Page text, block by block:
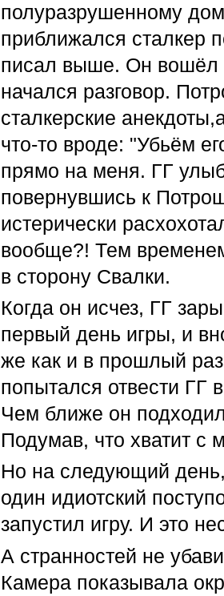
полуразрушенному
приближался сталкер
писал выше. Он вошёл
начался разговор.
сталкерские
что-то вроде: "Убьём
прямо на меня. ГГ
повернувшись к
истерически
вообще?! Тем
в сторону Свалки.
Когда он исчез, ГГ
первый день игры, и
же как и в прошлый
попытался отвести ГГ
Чем ближе он
Подумав, что хватит
Но на следующий
один идиотский
запустил игру. И это
А странностей не
Камера показывала